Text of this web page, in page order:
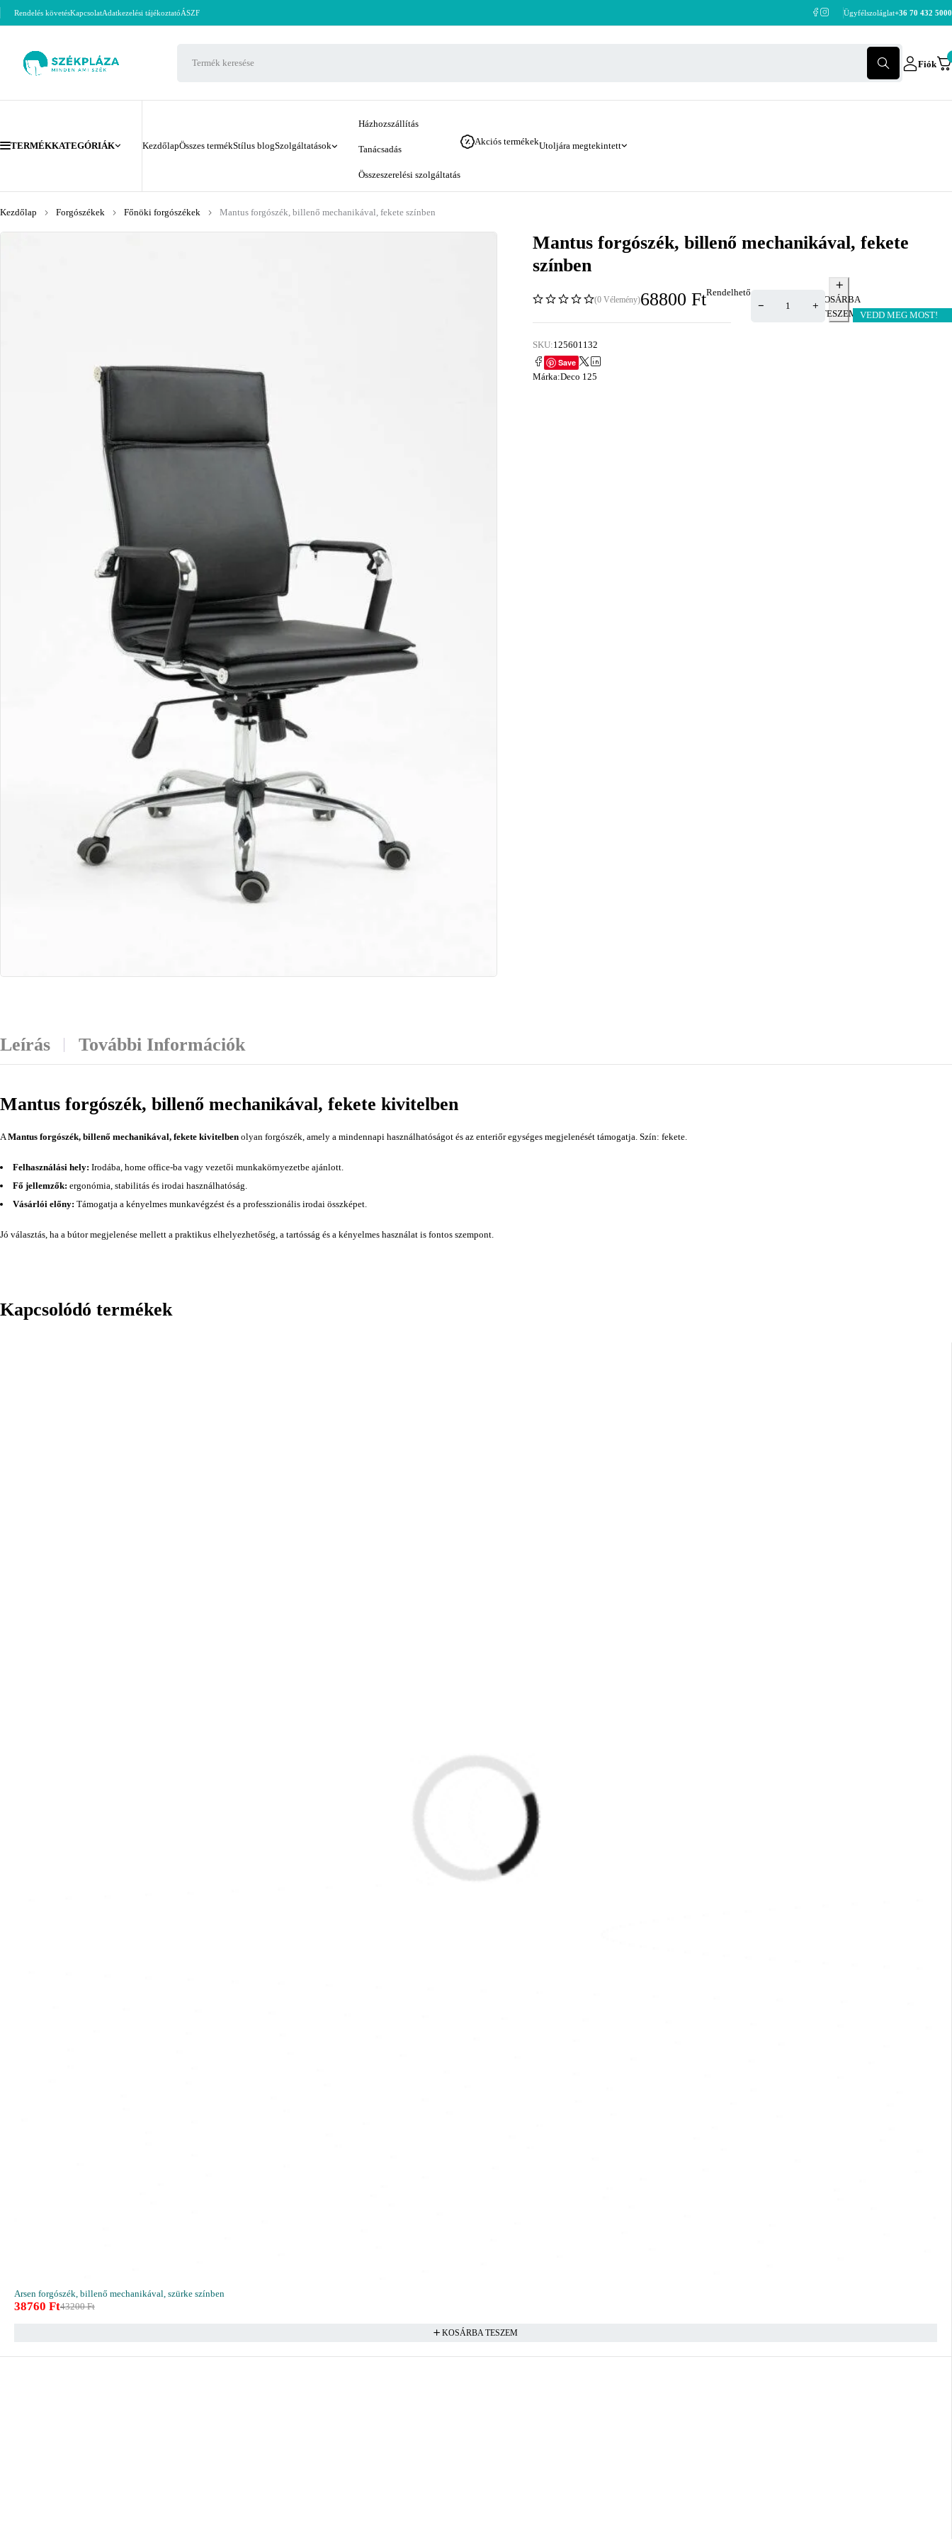
Rendelés követésKapcsolatAdatkezelési tájékoztatóÁSZF Ügyfélszoláglat+36 70 432 5000
Fiók
TERMÉKKATEGÓRIÁK KezdőlapÖsszes termékStílus blogSzolgáltatások
Házhozszállítás
Tanácsadás
Összeszerelési szolgáltatás
Akciós termékekUtoljára megtekintett
Kezdőlap Forgószékek Főnöki forgószékek Mantus forgószék, billenő mechanikával, fekete színben
Mantus forgószék, billenő mechanikával, fekete
színben
(0 Vélemény)68800 FtRendelhető
KOSÁRBA
TESZEM
VEDD MEG MOST!
SKU:125601132
Save
Márka:Deco 125
Leírás További Információk
Mantus forgószék, billenő mechanikával, fekete kivitelben
AMantus forgószék, billenő mechanikával, fekete kivitelben olyan forgószék, amely a mindennapi használhatóságot és az enteriőr egységes megjelenését támogatja. Szín: fekete.
Felhasználási hely: Irodába, home office-ba vagy vezetői munkakörnyezetbe ajánlott.
Fő jellemzők: ergonómia, stabilitás és irodai használhatóság.
Vásárlói előny: Támogatja a kényelmes munkavégzést és a professzionális irodai összképet.
Jó választás, ha a bútor megjelenése mellett a praktikus elhelyezhetőség, a tartósság és a kényelmes használat is fontos szempont.
Kapcsolódó termékek
Arsen forgószék, billenő mechanikával, szürke színben
43200Ft
38760 Ft
KOSÁRBA TESZEM